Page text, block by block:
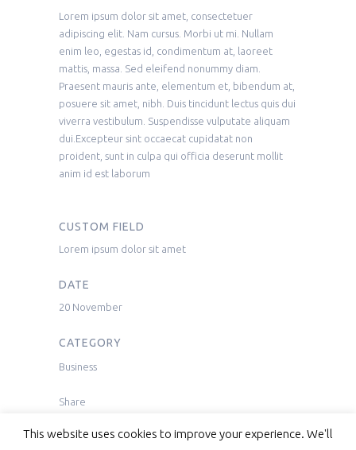
Lorem ipsum dolor sit amet, consectetuer
adipiscing elit. Nam cursus. Morbi ut mi. Nullam
enim leo, egestas id, condimentum at, laoreet
mattis, massa. Sed eleifend nonummy diam.
Praesent mauris ante, elementum et, bibendum at,
posuere sit amet, nibh. Duis tincidunt lectus quis dui
viverra vestibulum. Suspendisse vulputate aliquam
dui.Excepteur sint occaecat cupidatat non
proident, sunt in culpa qui officia deserunt mollit
anim id est laborum
CUSTOM FIELD
Lorem ipsum dolor sit amet
DATE
20 November
CATEGORY
Business
Share
This website uses cookies to improve your experience. We'll